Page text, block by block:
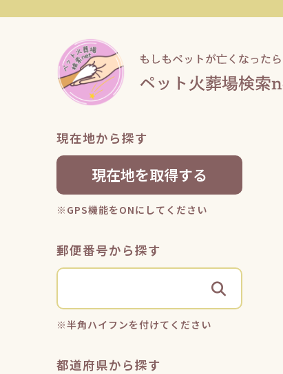
現在地から探す
現在地を取得する
※GPS機能をONにしてください
郵便番号から探す
※半角ハイフンを付けてください
都道府県から探す